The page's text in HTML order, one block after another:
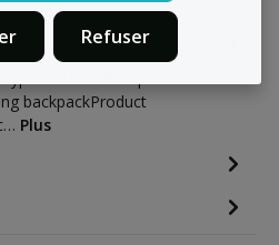
backpackProduct
Plus
Refuser